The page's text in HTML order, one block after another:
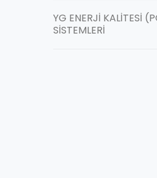
YG ENERJİ KALİTESİ
SİSTEMLERİ